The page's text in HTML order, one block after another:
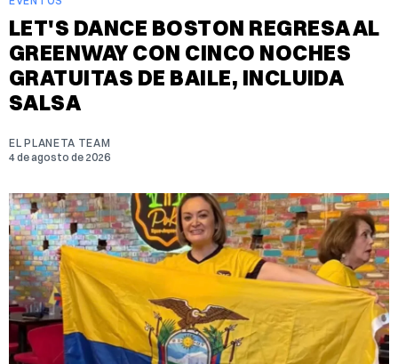
LET'S DANCE BOSTON REGRESA AL
GREENWAY CON CINCO NOCHES
GRATUITAS DE BAILE, INCLUIDA
SALSA
EL PLANETA TEAM
4 de agosto de 2026